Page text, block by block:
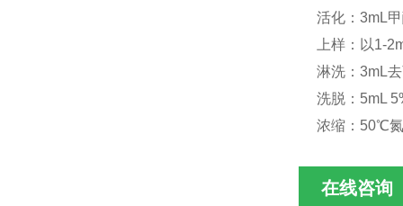
活化：3mL
上样：以1-
淋洗：3mL
洗脱：5mL
浓缩：50℃
在线咨询